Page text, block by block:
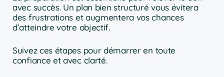
avec succès. Un plan bien structuré vous évitera
des frustrations et augmentera vos chances
d’atteindre votre objectif.
Suivez ces étapes pour démarrer en toute
confiance et avec clarté.